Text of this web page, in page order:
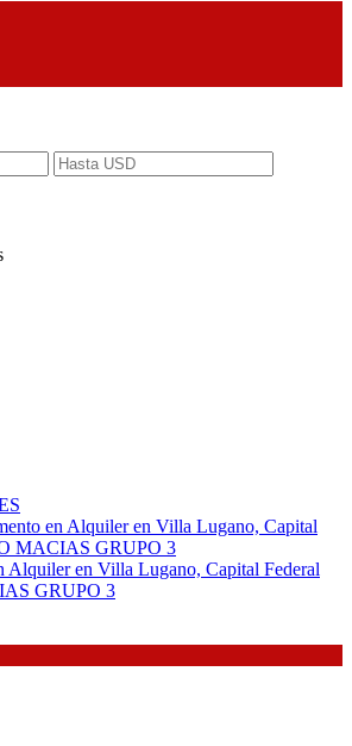
Alquiler en Villa Lugano, Capital Federal
GRUPO 3